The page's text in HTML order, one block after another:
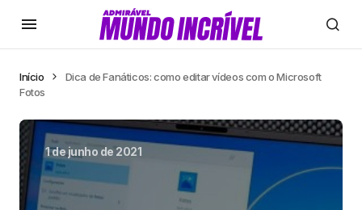
Início
Dica de Fanáticos: como editar vídeos com o Microsoft
Fotos
1 de junho de 2021